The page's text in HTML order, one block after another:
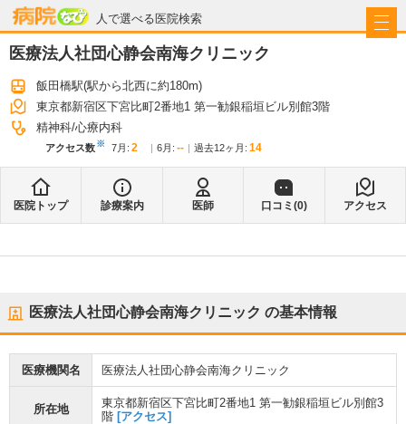
人で選べる医院検索
病院なび
医療法人社団心静会南海クリニック
飯田橋駅(駅から北西に約180m)
東京都新宿区下宮比町2番地1 第一勧銀稲垣ビル別館3階
精神科 心療内科
アクセス数※ 7月 : 2 6月 : -- 過去12ヶ月: 14
医院トップ 診療案内 医師 口コミ(0) アクセス
医療法人社団心静会南海クリニック の基本情報
医療機関名 医療法人社団心静会南海クリニック
所在地
東京都新宿区下宮比町2番地1 第一勧銀稲垣ビル別館3
階 [アクセス]